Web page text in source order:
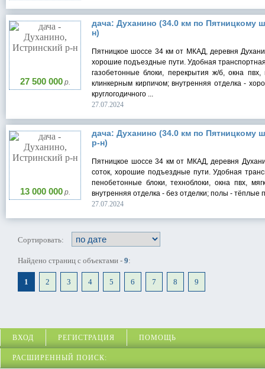
27 500 000р.
дача: Духанино (34.0 км по Пятницкому
н)
Пятницкое шоссе 34 км от МКАД, деревня
хорошие подъездные пути. Удобная
газобетонные блоки, перекрытия ж/б, окна
клинкерным кирпичом; внутренняя отделка -
круглогодичного ...
27.07.2024
13 000 000р.
дача: Духанино (34.0 км по Пятницкому
р-н)
Пятницкое шоссе 34 км от МКАД, деревня
соток, хорошие подъездные пути. Удобная
пенобетонные блоки, техноблоки, окна пвх,
внутренняя отделка - без отделки; полы - тёплые
27.07.2024
Сортировать:
Найдено страниц с объектами - 9:
1 2 3 4 5 6 7 8 9
ВХОД РЕГИСТРАЦИЯ ПОМОЩЬ
РАСШИРЕННЫЙ ПОИСК: